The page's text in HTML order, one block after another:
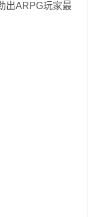
出ARPG玩家最